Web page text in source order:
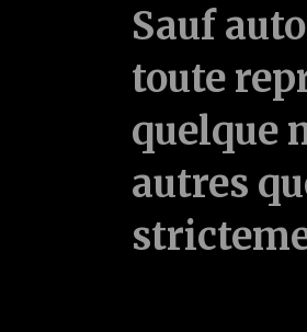
Sauf
toute
quelque
autres